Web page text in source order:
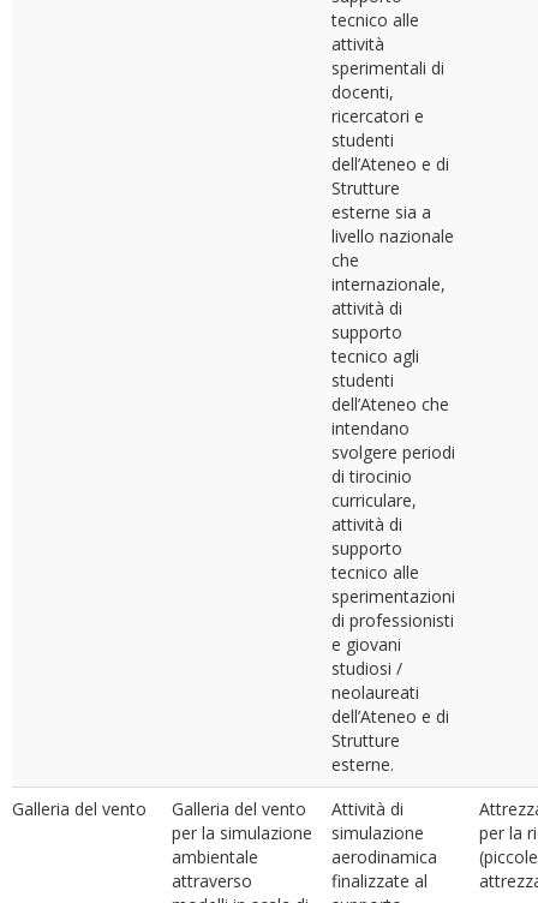
tecnico alle
attività
sperimentali di
docenti,
ricercatori e
studenti
dell’Ateneo e di
Strutture
esterne sia a
livello nazionale
che
internazionale,
attività di
supporto
tecnico agli
studenti
dell’Ateneo che
intendano
svolgere periodi
di tirocinio
curriculare,
attività di
supporto
tecnico alle
sperimentazioni
di professionisti
e giovani
studiosi /
neolaureati
dell’Ateneo e di
Strutture
esterne.
Galleria del vento
Galleria del vento
per la simulazione
ambientale
attraverso
Attività di
simulazione
aerodinamica
finalizzate al
per la